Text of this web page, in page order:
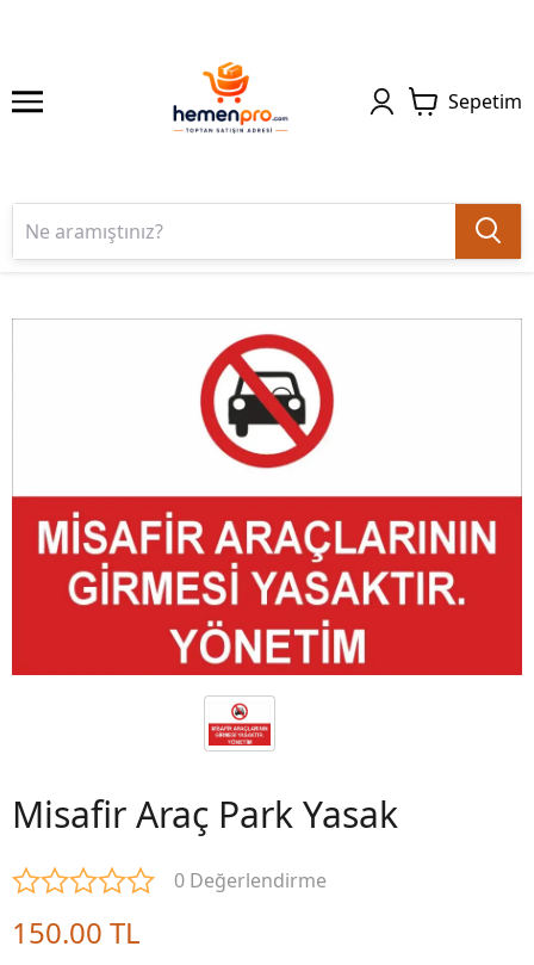
Sepetim
Misafir Araç Park Yasak
0 Değerlendirme
150.00 TL